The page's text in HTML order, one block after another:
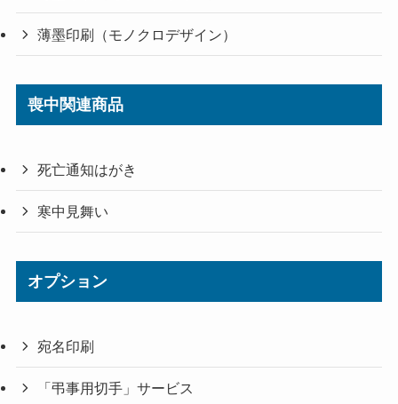
薄墨印刷（モノクロデザイン）
喪中関連商品
死亡通知はがき
寒中見舞い
オプション
宛名印刷
「弔事用切手」サービス